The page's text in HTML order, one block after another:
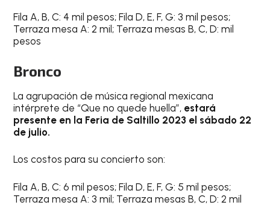
Fila A, B, C: 4 mil pesos; Fila D, E, F, G: 3 mil pesos;
Terraza mesa A: 2 mil; Terraza mesas B, C, D: mil
pesos
Bronco
La agrupación de música regional mexicana
intérprete de “Que no quede huella”, estará
presente en la Feria de Saltillo 2023 el sábado 22
de julio.
Los costos para su concierto son:
Fila A, B, C: 6 mil pesos; Fila D, E, F, G: 5 mil pesos;
Terraza mesa A: 3 mil; Terraza mesas B, C, D: 2 mil